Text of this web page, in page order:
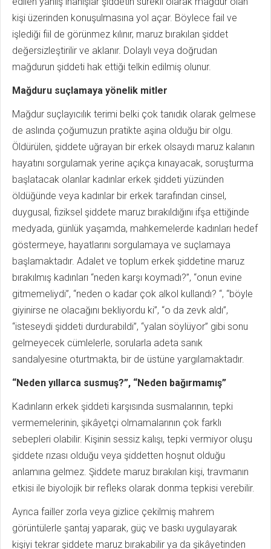
kişi üzerinden konuşulmasına yol açar. Böylece fail ve
işlediği fiil de görünmez kılınır, maruz bırakılan şiddet
değersizleştirilir ve aklanır. Dolaylı veya doğrudan
mağdurun şiddeti hak ettiği telkin edilmiş olunur.
Mağduru suçlamaya yönelik mitler
Mağdur suçlayıcılık terimi belki çok tanıdık olarak gelmese
de aslında çoğumuzun pratikte aşina olduğu bir olgu.
Öldürülen, şiddete uğrayan bir erkek olsaydı maruz kalanın
hayatını sorgulamak yerine açıkça kınayacak, soruşturma
başlatacak olanlar kadınlar erkek şiddeti yüzünden
öldüğünde veya kadınlar bir erkek tarafından cinsel,
duygusal, fiziksel şiddete maruz bırakıldığını ifşa ettiğinde
medyada, günlük yaşamda, mahkemelerde kadınları hedef
göstermeye, hayatlarını sorgulamaya ve suçlamaya
başlamaktadır. Adalet ve toplum erkek şiddetine maruz
bırakılmış kadınları “neden karşı koymadı?”, “onun evine
gitmemeliydi”, “neden o kadar çok alkol kullandı? “, “böyle
giyinirse ne olacağını bekliyordu ki”, “o da zevk aldı”,
“isteseydi şiddeti durdurabildi”, “yalan söylüyor” gibi sonu
gelmeyecek cümlelerle, sorularla adeta sanık
sandalyesine oturtmakta, bir de üstüne yargılamaktadır.
“Neden yıllarca susmuş?”, “Neden bağırmamış”
Kadınların erkek şiddeti karşısında susmalarının, tepki
vermemelerinin, şikâyetçi olmamalarının çok farklı
sebepleri olabilir. Kişinin sessiz kalışı, tepki vermiyor oluşu
şiddete rızası olduğu veya şiddetten hoşnut olduğu
anlamına gelmez. Şiddete maruz bırakılan kişi, travmanın
etkisi ile biyolojik bir refleks olarak donma tepkisi verebilir.
Ayrıca failler zorla veya gizlice çekilmiş mahrem
görüntülerle şantaj yaparak, güç ve baskı uygulayarak
kişiyi tekrar şiddete maruz bırakabilir ya da şikâyetinden